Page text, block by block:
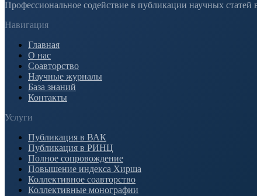
Профессиональное содействие в публикации научных
Навигация
Главная
О нас
Соавторство
Научные журналы
База знаний
Контакты
Услуги
Публикация в ВАК
Публикация в РИНЦ
Полное сопровождение
Повышение индекса Хирша
Коллективное соавторство
Коллективные монографии